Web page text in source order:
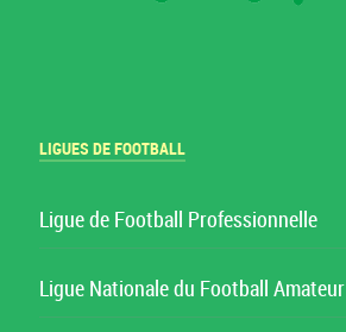
LIGUES DE FOOTBALL
Ligue de Football Professionnelle
Ligue Nationale du Football Amateur